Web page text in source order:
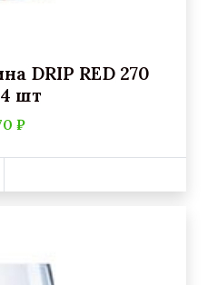
DRIP RED 270
шт
₽